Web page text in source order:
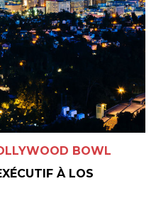
Anaheim ou ailleurs,
pour vous offrir la plus
BOWL
À LOS